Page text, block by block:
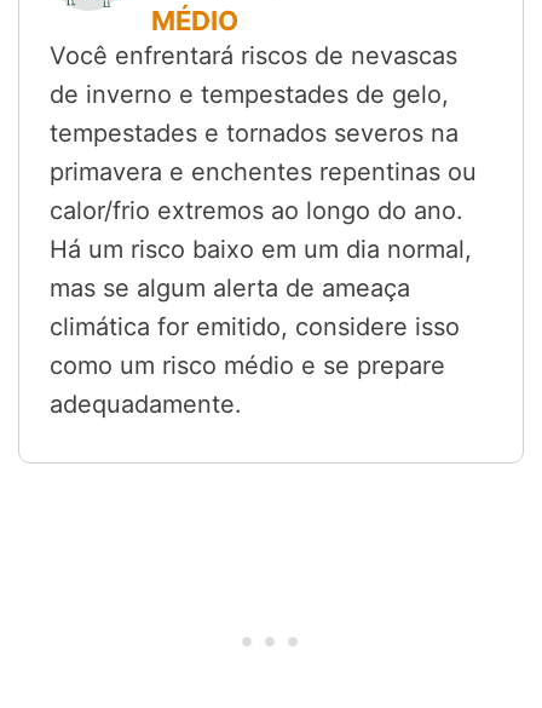
MÉDIO
Você enfrentará riscos de nevascas
de inverno e tempestades de gelo,
tempestades e tornados severos na
primavera e enchentes repentinas ou
calor/frio extremos ao longo do ano.
Há um risco baixo em um dia normal,
mas se algum alerta de ameaça
climática for emitido, considere isso
como um risco médio e se prepare
adequadamente.